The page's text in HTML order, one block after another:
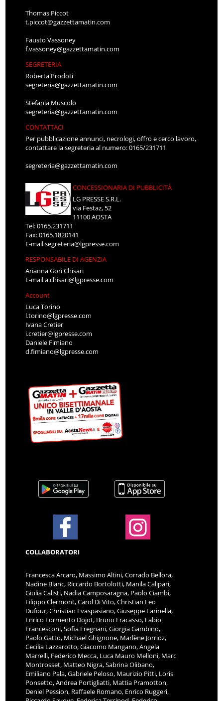
Thomas Piccot
t.piccot@gazzettamatin.com
Fausto Vassoney
f.vassoney@gazzettamatin.com
SEGRETERIA
Roberta Prodoti
segreteria@gazzettamatin.com
Stefania Muscolo
segreteria@gazzettamatin.com
CONTATTACI
Per pubblicazione annunci, necrologi, offro e cerco lavoro,
contattare la segreteria al numero: 0165/231711
segreteria@gazzettamatin.com
CONCESSIONARIA DI PUBBLICITÀ
LG PRESSE S.R.L.
via Festaz, 52
11100 AOSTA
Tel: 0165.231711
Fax: 0165.1820141
E-mailsegreteria@lgpresse.com
RESPONSABILE DI AGENZIA
Arianna Gori Chisari
E-maila.chisari@lgpresse.com
Account
Luca Torino
l.torino@lgpresse.com
Ivana Cretier
i.cretier@lgpresse.com
Daniele Fimiano
d.fimiano@lgpresse.com
COLLABORATORI
Francesca Arcaro, Massimo Altini, Corrado Bellora,
Nadine Blanc, Riccardo Bortolotti, Manila Calipari,
Giulia Calisti, Nadia Camposaragna, Paolo Ciambi,
Filippo Clermont, Carol Di Vito, Christian Leo
Dufour, Christian Evaspasiano, Giuseppe Farinella,
Enrico Formento Dojot, Bruno Fracasso, Fabio
Francesconi, Sofia Fregnani, Giorgia Gambino,
Paolo Gatto, Michael Ghignone, Marlène Jorrioz,
Cecilia Lazzarotto, Giacomo Mangano, Angela
Marrelli, Federico Mecca, Luca Mauro Melloni, Marc
Montrosset, Matteo Nigra, Sabrina Olibano,
Emiliano Pala, Gabriele Peloso, Maurizio Pitti, Loris
Ponsetto, Andrea Portigliatti, Mattia Pramotton,
Deniel Pession, Raffaele Romano, Enrico Ruggeri,